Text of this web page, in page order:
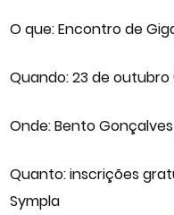
O que: Encontro de
Quando: 23 de
Onde: Bento
Quanto: inscrições
Sympla